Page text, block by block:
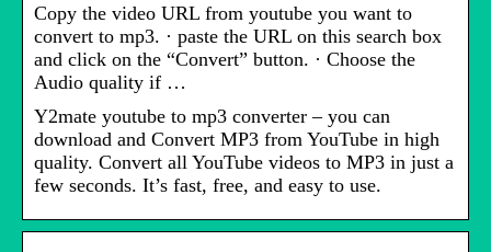
Copy the video URL from youtube you want to
convert to mp3. · paste the URL on this search box
and click on the “Convert” button. · Choose the
Audio quality if …
Y2mate youtube to mp3 converter – you can
download and Convert MP3 from YouTube in high
quality. Convert all YouTube videos to MP3 in just a
few seconds. It’s fast, free, and easy to use.